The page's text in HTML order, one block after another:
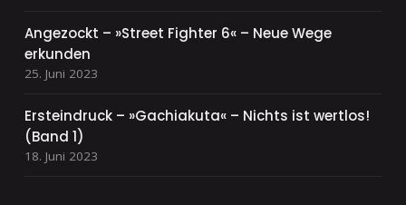
Angezockt – »Street Fighter 6« – Neue Wege
erkunden
25. Juni 2023
Ersteindruck – »Gachiakuta« – Nichts ist wertlos!
(Band 1)
18. Juni 2023